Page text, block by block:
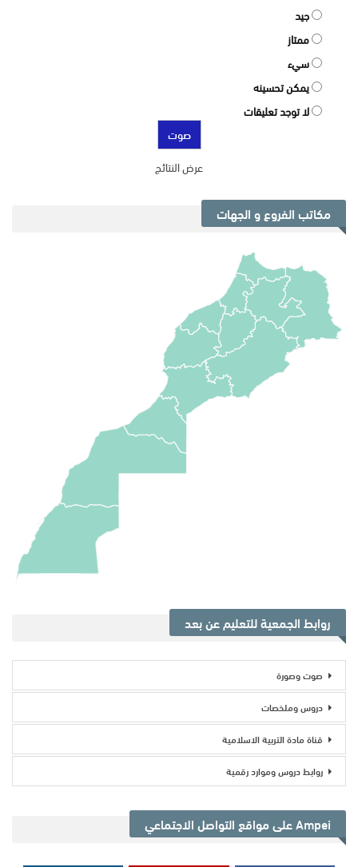
جيد
ممتاز
سيء
يمكن تحسينه
لا توجد تعليقات
عرض النتائج
مكاتب الفروع و الجهات
روابط الجمعية للتعليم عن بعد
صوت وصورة
دروس وملخصات
قناة مادة التربية الاسلامية
روابط دروس وموارد رقمية
Ampei على مواقع التواصل الاجتماعي